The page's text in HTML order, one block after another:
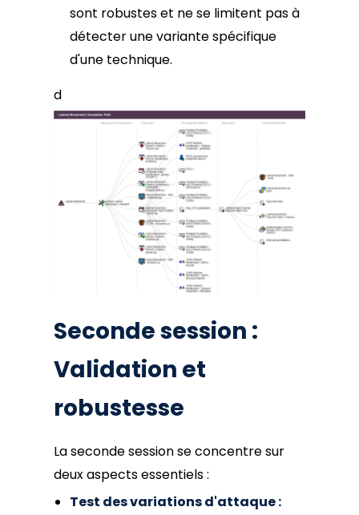
sont robustes et ne se limitent pas à
détecter une variante spécifique
d'une technique.
d
Seconde session :
Validation et
robustesse
La seconde session se concentre sur
deux aspects essentiels :
Test des variations d'attaque :